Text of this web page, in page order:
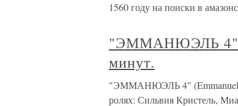
1560 году на поиски в
"ЭММАНЮЭЛЬ 4"
минут.
"ЭММАНЮЭЛЬ 4" (Emmanuelle
ролях: Сильвия Кристель,